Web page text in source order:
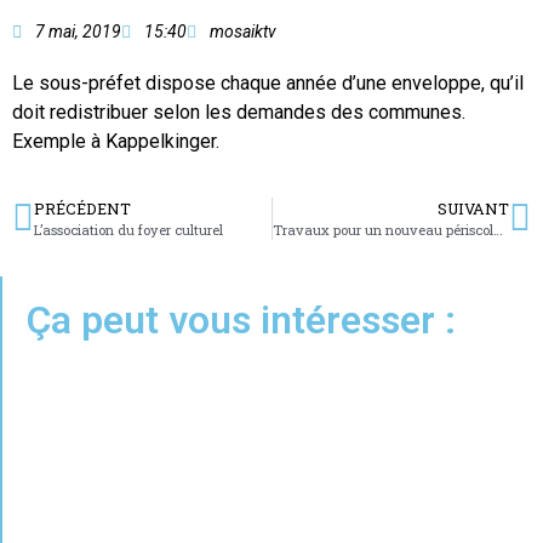
7 mai, 2019 15:40 mosaiktv
Le sous-préfet dispose chaque année d’une enveloppe, qu’il
doit redistribuer selon les demandes des communes.
Exemple à Kappelkinger.
PRÉCÉDENT
L’association du foyer culturel
SUIVANT
Travaux pour un nouveau périscolaire
Ça peut vous intéresser :